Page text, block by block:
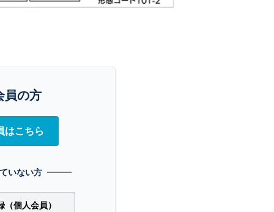
員の方
はこちら
いない方
個人会員）